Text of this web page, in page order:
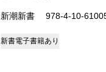
新潮新書 978-4-10-
新書電子書籍あり